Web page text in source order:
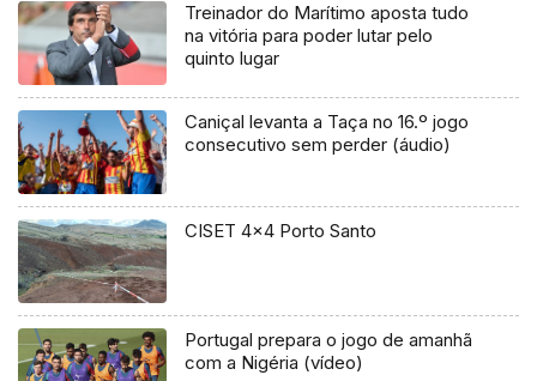
Treinador do Marítimo aposta tudo
na vitória para poder lutar pelo
quinto lugar
Caniçal levanta a Taça no 16.º jogo
consecutivo sem perder (áudio)
CISET 4×4 Porto Santo
Portugal prepara o jogo de amanhã
com a Nigéria (vídeo)